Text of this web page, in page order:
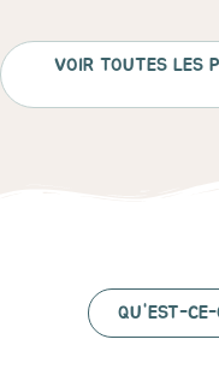
VOIR TOUTES LES
QU'EST-CE-